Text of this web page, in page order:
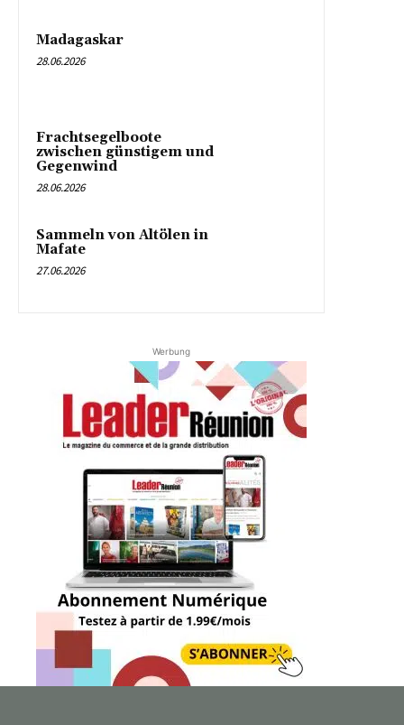
Madagaskar
28.06.2026
Frachtsegelboote
zwischen günstigem und
Gegenwind
28.06.2026
Sammeln von Altölen in
Mafate
27.06.2026
Werbung